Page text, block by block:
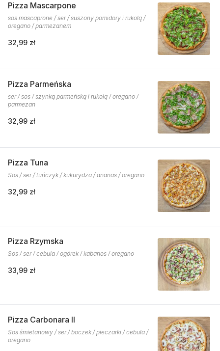
Pizza Mascarpone
sos mascaprone / ser / suszony pomidory i rukolą /
oregano / parmezanem
32,99 zł
Pizza Parmeńska
ser / sos / szynką parmeńską i rukolą / oregano /
parmezan
32,99 zł
Pizza Tuna
Sos / ser / tuńczyk / kukurydza / ananas / oregano
32,99 zł
Pizza Rzymska
Sos / ser / cebula / ogórek / kabanos / oregano
33,99 zł
Pizza Carbonara II
Sos śmietanowy / ser / boczek / pieczarki / cebula /
oregano